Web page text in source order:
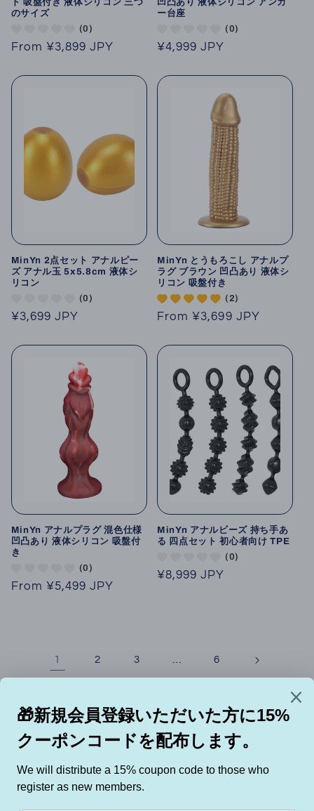
のサイズ
(0)
Regular
From ¥3,899 JPY
ー台座
(0)
Regular
¥4,999 JPY
MinYn 2点セット アナルピー
ズ アナル玉 5x5.8cm 液体シ
リコン
(0)
Regular
¥3,699 JPY
MinYn とうもろこし アナルプ
ラグ ブラウン 凹凸あり 液体シ
リコン 吸盤付き
(2)
Regular
From ¥3,699 JPY
MinYn アナルプラグ 混色仕様
凹凸あり 液体シリコン 吸盤付
き
(0)
Regular
From ¥5,499 JPY
MinYn アナルビーズ 持ち手あ
る 四点セット 初心者向け TPE
(0)
Regular
¥8,999 JPY
1 2 3 … 6
TaRiss's
「斬新な体験のため生まれる」